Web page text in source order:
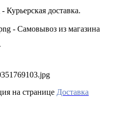
- Курьерская доставка.
- Самовывоз из магазина
на странице Доставка